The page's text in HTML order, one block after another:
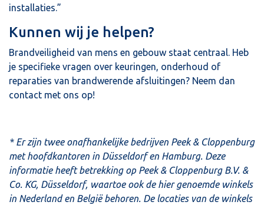
installaties.”
Kunnen wij je helpen?
Brandveiligheid van mens en gebouw staat centraal. Heb
je specifieke vragen over keuringen, onderhoud of
reparaties van brandwerende afsluitingen? Neem dan
contact met ons op!
* Er zijn twee onafhankelijke bedrijven Peek & Cloppenburg
met hoofdkantoren in Düsseldorf en Hamburg. Deze
informatie heeft betrekking op Peek & Cloppenburg B.V. &
Co. KG, Düsseldorf, waartoe ook de hier genoemde winkels
in Nederland en België behoren. De locaties van de winkels